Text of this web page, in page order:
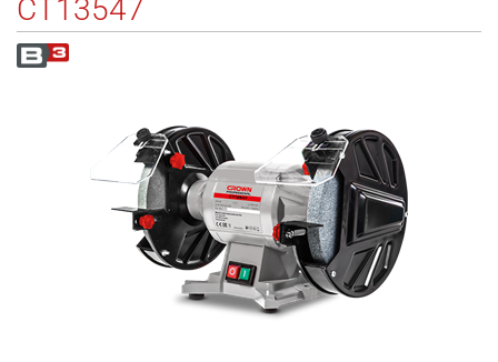
CT13547